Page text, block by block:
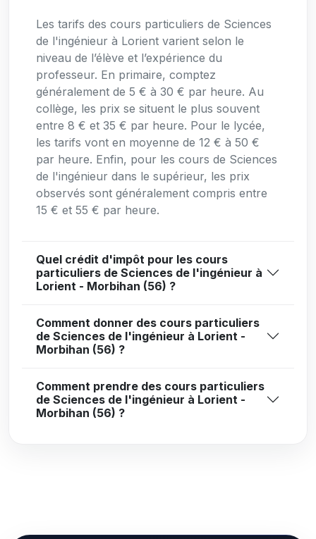
Les tarifs des cours particuliers de Sciences
de l'ingénieur à Lorient varient selon le
niveau de l’élève et l’expérience du
professeur. En primaire, comptez
généralement de 5 € à 30 € par heure. Au
collège, les prix se situent le plus souvent
entre 8 € et 35 € par heure. Pour le lycée,
les tarifs vont en moyenne de 12 € à 50 €
par heure. Enfin, pour les cours de Sciences
de l'ingénieur dans le supérieur, les prix
observés sont généralement compris entre
15 € et 55 € par heure.
Quel crédit d'impôt pour les cours
particuliers de Sciences de l'ingénieur à
Lorient - Morbihan (56) ?
Comment donner des cours particuliers
de Sciences de l'ingénieur à Lorient -
Morbihan (56) ?
Comment prendre des cours particuliers
de Sciences de l'ingénieur à Lorient -
Morbihan (56) ?